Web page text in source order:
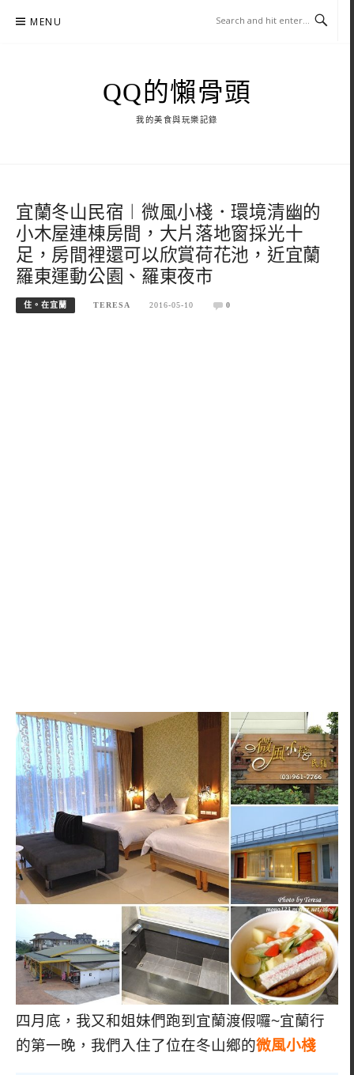
MENU
QQ的懶骨頭
我的美食與玩樂記錄
宜蘭冬山民宿︱微風小棧．環境清幽的
小木屋連棟房間，大片落地窗採光十
足，房間裡還可以欣賞荷花池，近宜蘭
羅東運動公園、羅東夜市
住。在宜蘭 TERESA 2016-05-10 0
四月底，我又和姐妹們跑到宜蘭渡假囉~宜蘭行
的第一晚，我們入住了位在冬山鄉的微風小棧